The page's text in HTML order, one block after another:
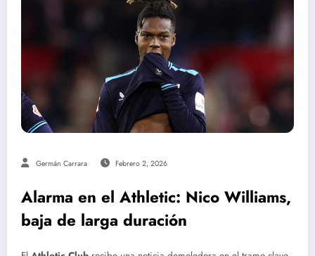
Germán Carrara Febrero 2, 2026
Alarma en el Athletic: Nico Williams,
baja de larga duración